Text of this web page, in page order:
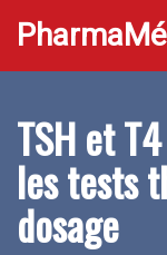
TSH et
les tests
dosage